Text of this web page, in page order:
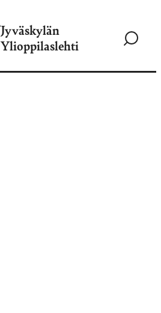
Jyväskylän
Ylioppilaslehti
Siirry